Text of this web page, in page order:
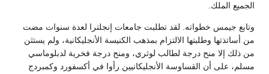
الجميع الملك.
وتابع جيمس خطواته. لقد تطلبت جامعات إنجلترا لعدة سنوات مضت
من أساتذتها وطلبتها الالتزام بمذهب الكنيسة الأنجليكانية، ولم يستثن
من ذلك إلا منح درجة لطالب لوثري، ومنح درجة فخرية لدبلوماسي
مسلم، على أن القساوسة الأنجليكانيين رأوا في أكسفورد وكمبردج